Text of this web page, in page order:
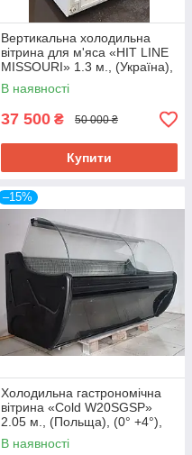
Вертикальна холодильна
вітрина для м'яса «HIT LINE
MISSOURI» 1.3 м., (Україна),
Б/у
В наявності
37 500 ₴ 50 000 ₴
Купити
–15%
Холодильна гастрономічна
вітрина «Cold W20SGSP»
2.05 м., (Польща), (0° +4°),
викладка 72 см., Б/у
В наявності